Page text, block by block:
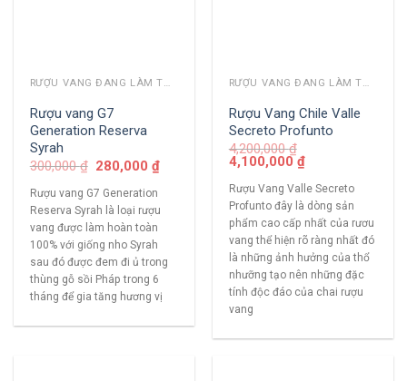
RƯỢU VANG ĐANG LÀM THỊ TRƯỜNG
Rượu vang G7
Generation Reserva
Syrah
300,000₫ 280,000₫
Rượu vang G7 Generation
Reserva Syrah là loại rượu
vang được làm hoàn toàn
100% với giống nho Syrah
sau đó được đem đi ủ trong
thùng gỗ sồi Pháp trong 6
tháng để gia tăng hương vị
RƯỢU VANG ĐANG LÀM THỊ TRƯỜNG
Rượu Vang Chile Valle
Secreto Profunto
4,200,000₫
4,100,000 ₫
Rượu Vang Valle Secreto
Profunto đây là dòng sản
phẩm cao cấp nhất của rươu
vang thể hiện rõ ràng nhất đó
là những ảnh hưởng của thổ
nhưỡng tạo nên những đặc
tính độc đáo của chai rượu
vang